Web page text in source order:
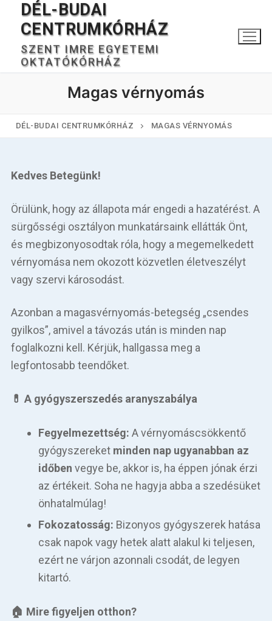
Ugrás
tartalomra
DÉL-BUDAI
CENTRUMKÓRHÁZ
SZENT IMRE EGYETEMI
OKTATÓKÓRHÁZ
Keresése:
Főoldal
Kórházunkról
Betegellátás
Elérhetőségeink
Praktikus információk
Közérdekű adatok
Hírek
Magas vérnyomás
DÉL-BUDAI CENTRUMKÓRHÁZ MAGAS VÉRNYOMÁS
Kedves Betegünk!
Örülünk, hogy az állapota már engedi a hazatérést. A
sürgősségi osztályon munkatársaink ellátták Önt,
és megbizonyosodtak róla, hogy a megemelkedett
vérnyomása nem okozott közvetlen életveszélyt
vagy szervi károsodást.
Azonban a magasvérnyomás-betegség „csendes
gyilkos”, amivel a távozás után is minden nap
foglalkozni kell. Kérjük, hallgassa meg a
legfontosabb teendőket.
💊 A gyógyszerszedés aranyszabálya
Fegyelmezettség: A vérnyomáscsökkentő
gyógyszereket minden nap ugyanabban az
időben vegye be, akkor is, ha éppen jónak érzi
az értékeit. Soha ne hagyja abba a szedésüket
önhatalmúlag!
Fokozatosság: Bizonyos gyógyszerek hatása
csak napok vagy hetek alatt alakul ki teljesen,
ezért ne várjon azonnali csodát, de legyen
kitartó.
🏠 Mire figyeljen otthon?